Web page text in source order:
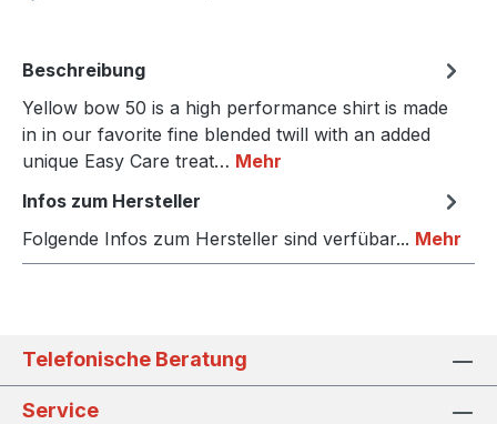
Beschreibung
Yellow bow 50 is a high performance shirt is made
in in our favorite fine blended twill with an added
unique Easy Care treat… Mehr
Infos zum Hersteller
Folgende Infos zum Hersteller sind verfübar... Mehr
Telefonische Beratung
Service